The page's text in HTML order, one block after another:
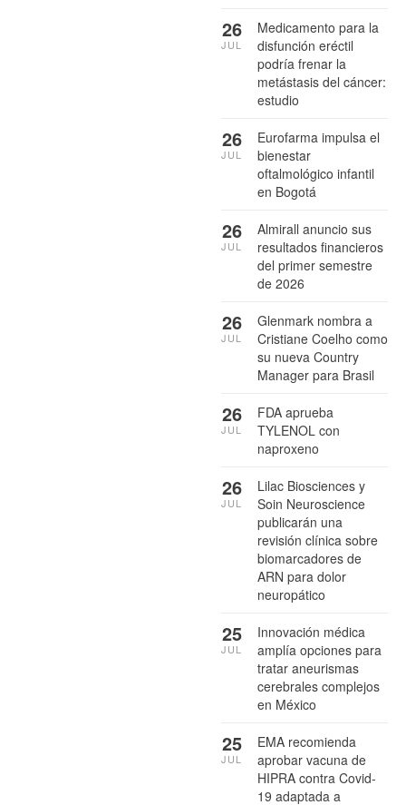
Medicamento para la
disfunción eréctil
podría frenar la
metástasis del cáncer:
estudio
26
JUL
Eurofarma impulsa el
bienestar
oftalmológico infantil
en Bogotá
26
JUL
Almirall anuncio sus
resultados financieros
del primer semestre
de 2026
26
JUL
Glenmark nombra a
Cristiane Coelho como
su nueva Country
Manager para Brasil
26
JUL
FDA aprueba
TYLENOL con
naproxeno
26
JUL
Lilac Biosciences y
Soin Neuroscience
publicarán una
revisión clínica sobre
biomarcadores de
ARN para dolor
neuropático
26
JUL
Innovación médica
amplía opciones para
tratar aneurismas
cerebrales complejos
en México
25
JUL
EMA recomienda
aprobar vacuna de
HIPRA contra Covid-
19 adaptada a
25
JUL